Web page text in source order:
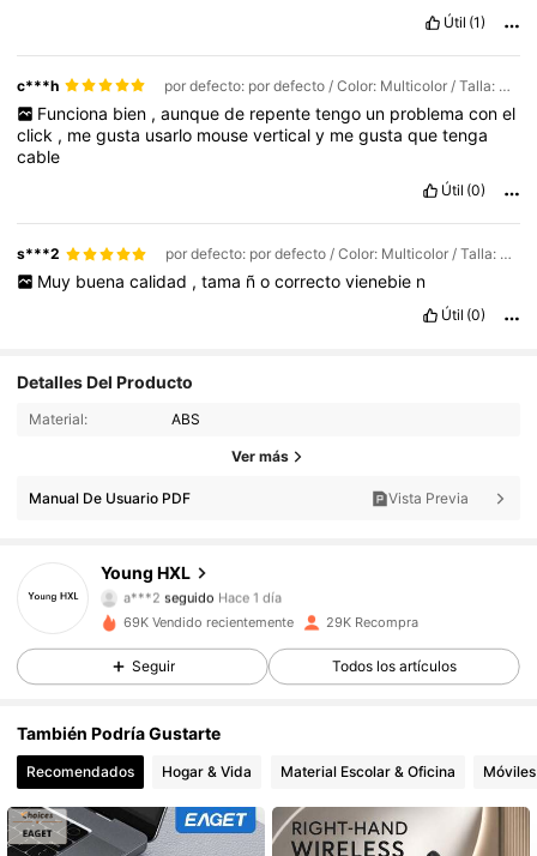
Útil (1)
c***h por defecto: por defecto / Color: Multicolor / Talla: Negro/1 pieza
Funciona bien , aunque de repente tengo un problema con el
click , megusta usarlo mouseverticaly megustaquetenga
cable
Útil (0)
s***2 por defecto: por defecto / Color: Multicolor / Talla: Negro/1 pieza
Muy buena calidad , tama ñ o correcto vienebie n
Útil (0)
Detalles Del Producto
Material: ABS
Ver más
Manual De Usuario PDF Vista Previa
Young HXL
4.89 8.3K Seguidores
a***2 seguido Hace 1 día
4.89
8.3K Seguidores
4.89 8.3K Seguidores
4.89 8.3K Seguidores
69K Vendido recientemente 29K Recompra
Seguir Todos los artículos
También Podría Gustarte
Recomendados Hogar & Vida Material Escolar & Oficina